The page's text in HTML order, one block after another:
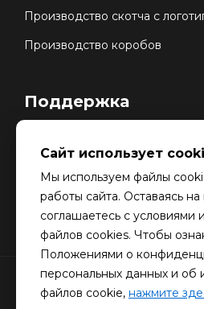
Производство скотча с
Производство коробов
Поддержка
Контакты
© Copyright © 2024.
Сайт использует
Мы используем файлы
работы сайта. Оставаясь
соглашаетесь с условиями
файлов cookies. Чтобы
Положениями о
персональных данных и об
файлов cookie, нажмите